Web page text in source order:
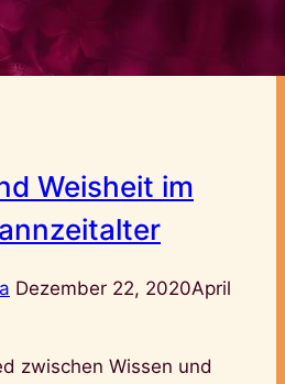
Weisheit im
Dezember 22, 2020April
zwischen Wissen und